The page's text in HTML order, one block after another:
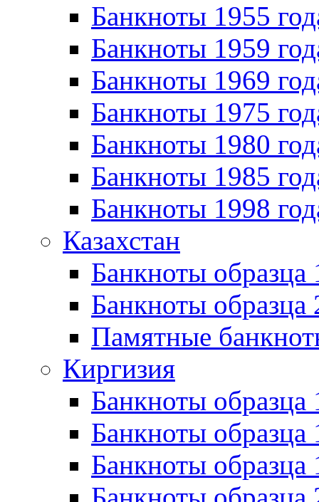
Банкноты 1955
Банкноты 1959
Банкноты 1969
Банкноты 1975
Банкноты 1980
Банкноты 1985
Банкноты 1998
Казахстан
Банкноты
Банкноты образца
Памятные
Киргизия
Банкноты образца
Банкноты образца
Банкноты